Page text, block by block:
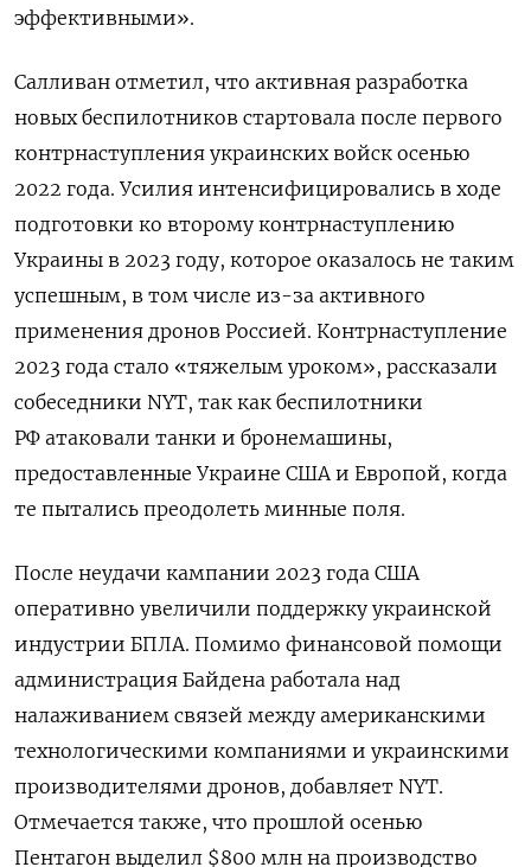
эффективными».
Салливан отметил, что активная разработка
новых беспилотников стартовала после первого
контрнаступления украинских войск осенью
2022 года. Усилия интенсифицировались в ходе
подготовки ко второму контрнаступлению
Украины в 2023 году, которое оказалось не таким
успешным, в том числе из-за активного
применения дронов Россией. Контрнаступление
2023 года стало «тяжелым уроком», рассказали
собеседники NYT, так как беспилотники
РФ атаковали танки и бронемашины,
предоставленные Украине США и Европой, когда
те пытались преодолеть минные поля.
После неудачи кампании 2023 года США
оперативно увеличили поддержку украинской
индустрии БПЛА. Помимо финансовой помощи
администрация Байдена работала над
налаживанием связей между американскими
технологическими компаниями и украинскими
производителями дронов, добавляет NYT.
Отмечается также, что прошлой осенью
Пентагон выделил $800 млн на производство